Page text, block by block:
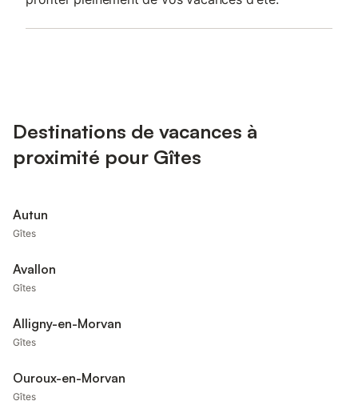
Destinations de vacances à
proximité pour Gîtes
Autun
Gîtes
Avallon
Gîtes
Alligny-en-Morvan
Gîtes
Ouroux-en-Morvan
Gîtes